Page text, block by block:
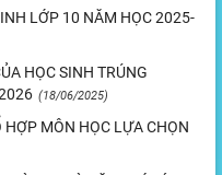
LỚP 10 NĂM HỌC 2025-
HỌC SINH TRÚNG
(18/06/2025)
HỢP MÔN HỌC LỰA CHỌN